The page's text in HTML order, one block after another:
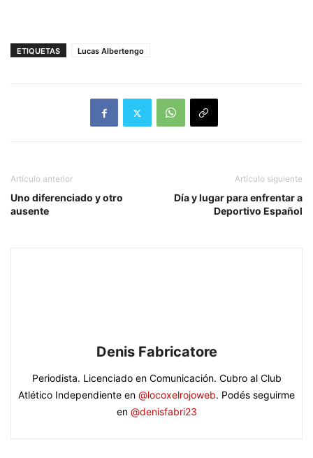
ETIQUETAS Lucas Albertengo
Artículo anterior
Uno diferenciado y otro
ausente
Artículo siguiente
Día y lugar para enfrentar a
Deportivo Español
Denis Fabricatore
Periodista. Licenciado en Comunicación. Cubro al Club
Atlético Independiente en @locoxelrojoweb. Podés seguirme
en @denisfabri23